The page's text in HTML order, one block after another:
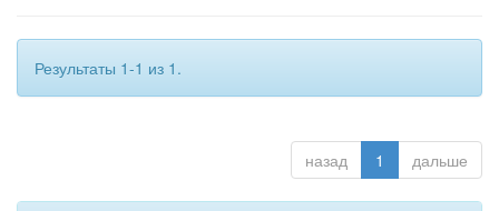
Результаты 1-1 из 1.
назад 1 дальше